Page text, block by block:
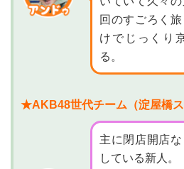
回のすごろく
けでじっくり
る。
★AKB48世代チーム（淀屋橋ス
主に閉店開店
している新人。